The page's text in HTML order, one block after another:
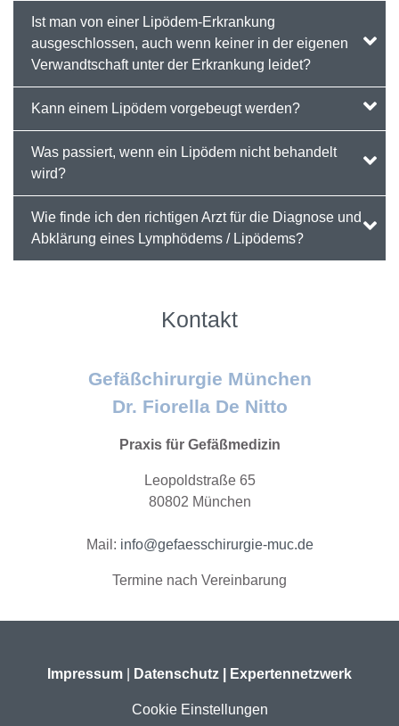
Ist man von einer Lipödem-Erkrankung
ausgeschlossen, auch wenn keiner in der eigenen
Verwandtschaft unter der Erkrankung leidet?
Kann einem Lipödem vorgebeugt werden?
Was passiert, wenn ein Lipödem nicht behandelt
wird?
Wie finde ich den richtigen Arzt für die Diagnose und
Abklärung eines Lymphödems / Lipödems?
Kontakt
Gefäßchirurgie München
Dr. Fiorella De Nitto
Praxis für Gefäßmedizin
Leopoldstraße 65
80802 München
Mail: info@gefaesschirurgie-muc.de
Termine nach Vereinbarung
Impressum Datenschutz Expertennetzwerk
Cookie Einstellungen